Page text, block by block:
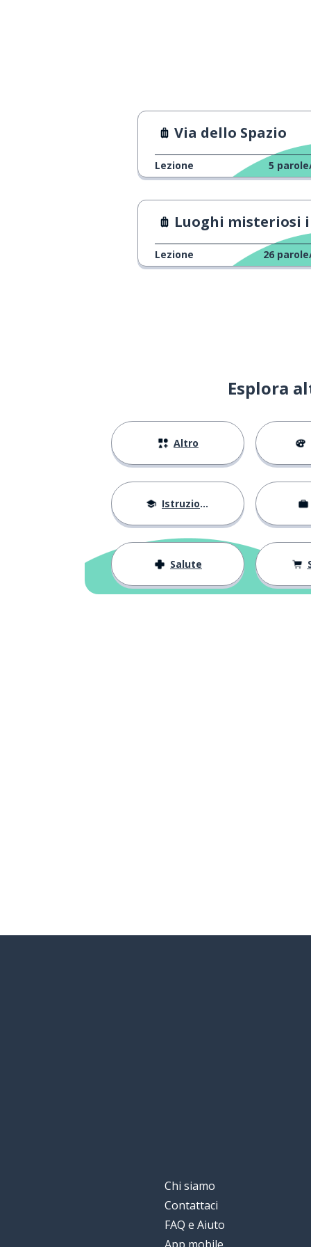
библиотека недалеко от бара la biblioteca è
повторите это, пожалуйста lo ripeta, per
в эту гостиницу, пожалуйста?
Via dello Spazio
Lezione 5
Luoghi misteriosi in
Lezione 26
Esplora
Altro
Istruzione
Salute
Chi siamo
Contattaci
FAQ e Aiuto